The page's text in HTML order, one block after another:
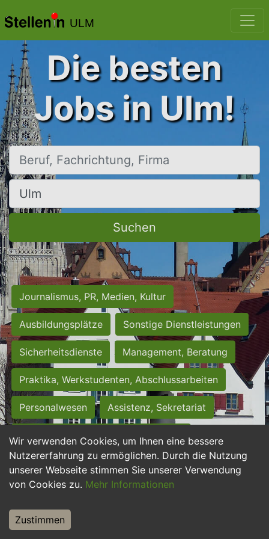
ULM
Wir verwenden Cookies, um Ihnen eine bessere
Nutzererfahrung zu ermöglichen. Durch die Nutzung
unserer Webseite stimmen Sie unserer Verwendung
von Cookies zu. Mehr Informationen
Zustimmen
Die besten
Jobs in Ulm!
Beruf, Fachrichtung, Firma
Ort, Stadt
Suchen
Journalismus, PR, Medien, Kultur
Ausbildungsplätze Sonstige Dienstleistungen
Sicherheitsdienste Management, Beratung
Praktika, Werkstudenten, Abschlussarbeiten
Personalwesen Assistenz, Sekretariat
Hilfskräfte, Aushilfs- und Nebenjobs
Einkauf, Logistik, Materialwirtschaft
Weiterbildung, Studium, duale Ausbildung
Tourismus